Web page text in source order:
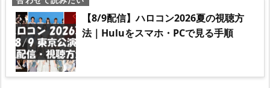
【8/9配信】ハロコン2026夏の視聴方
法｜Huluをスマホ・PCで見る手順